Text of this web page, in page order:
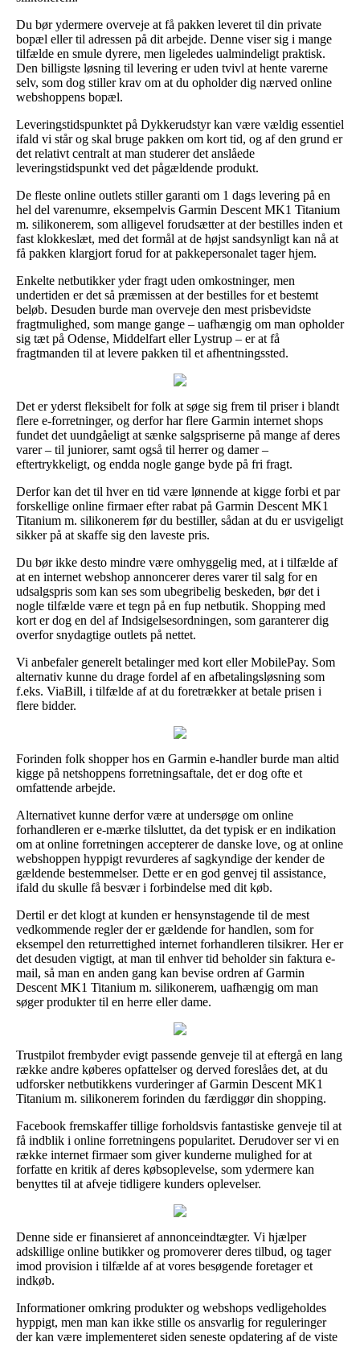
Du bør ydermere overveje at få pakken leveret til din private
bopæl eller til adressen på dit arbejde. Denne viser sig i mange
tilfælde en smule dyrere, men ligeledes ualmindeligt praktisk.
Den billigste løsning til levering er uden tvivl at hente varerne
selv, som dog stiller krav om at du opholder dig nærved online
webshoppens bopæl.
Leveringstidspunktet på Dykkerudstyr kan være vældig essentiel
ifald vi står og skal bruge pakken om kort tid, og af den grund er
det relativt centralt at man studerer det anslåede
leveringstidspunkt ved det pågældende produkt.
De fleste online outlets stiller garanti om 1 dags levering på en
hel del varenumre, eksempelvis Garmin Descent MK1 Titanium
m. silikonerem, som alligevel forudsætter at der bestilles inden et
fast klokkeslæt, med det formål at de højst sandsynligt kan nå at
få pakken klargjort forud for at pakkepersonalet tager hjem.
Enkelte netbutikker yder fragt uden omkostninger, men
undertiden er det så præmissen at der bestilles for et bestemt
beløb. Desuden burde man overveje den mest prisbevidste
fragtmulighed, som mange gange – uafhængig om man opholder
sig tæt på Odense, Middelfart eller Lystrup – er at få
fragtmanden til at levere pakken til et afhentningssted.
Det er yderst fleksibelt for folk at søge sig frem til priser i blandt
flere e-forretninger, og derfor har flere Garmin internet shops
fundet det uundgåeligt at sænke salgspriserne på mange af deres
varer – til juniorer, samt også til herrer og damer –
eftertrykkeligt, og endda nogle gange byde på fri fragt.
Derfor kan det til hver en tid være lønnende at kigge forbi et par
forskellige online firmaer efter rabat på Garmin Descent MK1
Titanium m. silikonerem før du bestiller, sådan at du er usvigeligt
sikker på at skaffe sig den laveste pris.
Du bør ikke desto mindre være omhyggelig med, at i tilfælde af
at en internet webshop annoncerer deres varer til salg for en
udsalgspris som kan ses som ubegribelig beskeden, bør det i
nogle tilfælde være et tegn på en fup netbutik. Shopping med
kort er dog en del af Indsigelsesordningen, som garanterer dig
overfor snydagtige outlets på nettet.
Vi anbefaler generelt betalinger med kort eller MobilePay. Som
alternativ kunne du drage fordel af en afbetalingsløsning som
f.eks. ViaBill, i tilfælde af at du foretrækker at betale prisen i
flere bidder.
Forinden folk shopper hos en Garmin e-handler burde man altid
kigge på netshoppens forretningsaftale, det er dog ofte et
omfattende arbejde.
Alternativet kunne derfor være at undersøge om online
forhandleren er e-mærke tilsluttet, da det typisk er en indikation
om at online forretningen accepterer de danske love, og at online
webshoppen hyppigt revurderes af sagkyndige der kender de
gældende bestemmelser. Dette er en god genvej til assistance,
ifald du skulle få besvær i forbindelse med dit køb.
Dertil er det klogt at kunden er hensynstagende til de mest
vedkommende regler der er gældende for handlen, som for
eksempel den returrettighed internet forhandleren tilsikrer. Her er
det desuden vigtigt, at man til enhver tid beholder sin faktura e-
mail, så man en anden gang kan bevise ordren af Garmin
Descent MK1 Titanium m. silikonerem, uafhængig om man
søger produkter til en herre eller dame.
Trustpilot frembyder evigt passende genveje til at eftergå en lang
række andre køberes opfattelser og derved foreslåes det, at du
udforsker netbutikkens vurderinger af Garmin Descent MK1
Titanium m. silikonerem forinden du færdiggør din shopping.
Facebook fremskaffer tillige forholdsvis fantastiske genveje til at
få indblik i online forretningens popularitet. Derudover ser vi en
række internet firmaer som giver kunderne mulighed for at
forfatte en kritik af deres købsoplevelse, som ydermere kan
benyttes til at afveje tidligere kunders oplevelser.
Denne side er finansieret af annonceindtægter. Vi hjælper
adskillige online butikker og promoverer deres tilbud, og tager
imod provision i tilfælde af at vores besøgende foretager et
indkøb.
Informationer omkring produkter og webshops vedligeholdes
hyppigt, men man kan ikke stille os ansvarlig for reguleringer
der kan være implementeret siden seneste opdatering af de viste